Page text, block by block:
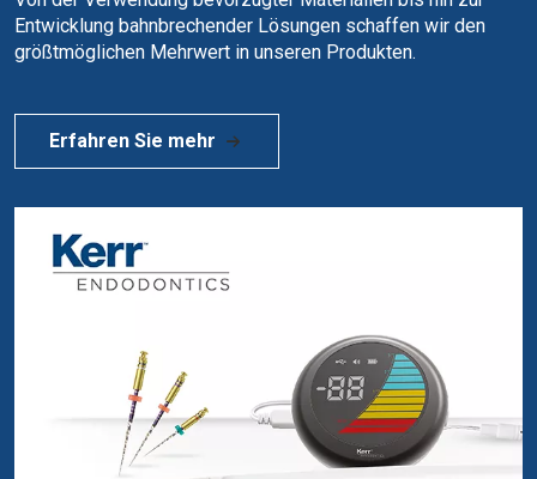
Entwicklung bahnbrechender Lösungen schaffen wir den
größtmöglichen Mehrwert in unseren Produkten.
Erfahren Sie mehr